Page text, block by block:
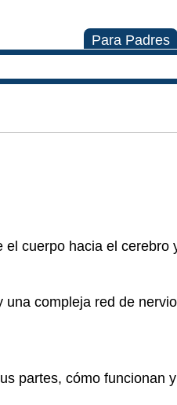
Para Padres
cuerpo hacia el cerebro
compleja red de
partes, cómo funcionan